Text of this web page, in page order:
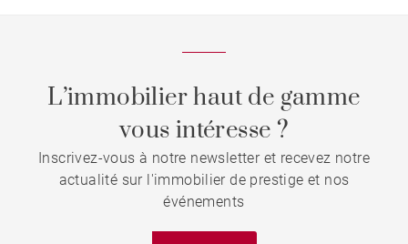
L’immobilier haut de gamme
vous intéresse ?
Inscrivez-vous à notre newsletter et recevez notre
actualité sur l'immobilier de prestige et nos
événements